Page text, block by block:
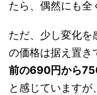
たら、偶然にも全
ただ、少し変化を
の価格は据え置き
前の690円から
と感じています